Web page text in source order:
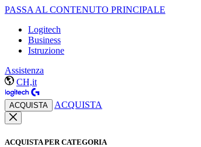
PASSA AL CONTENUTO PRINCIPALE
Logitech
Business
Istruzione
Assistenza
CH,it
ACQUISTA ACQUISTA
ACQUISTA PER CATEGORIA